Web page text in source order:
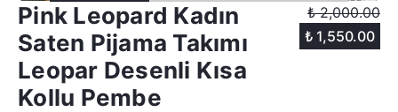
Pink Leopard Kadın
Saten Pijama Takımı
Leopar Desenli Kısa
Kollu Pembe
₺ 2,000.00
₺ 1,550.00